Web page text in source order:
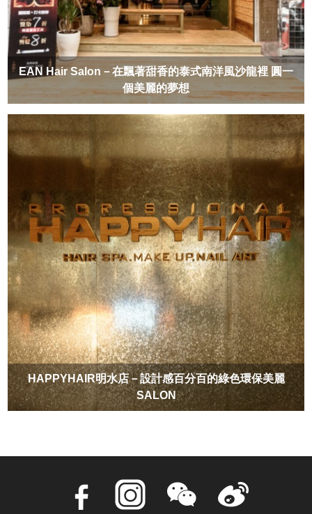
EAN Hair Salon－在飄著甜香的泰式南洋風沙龍裡 圓一
個美麗的夢想
HAPPYHAIR明水店－設計感百分百的綠色環保美麗
SALON